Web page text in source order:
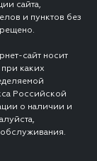
сайта,
и пунктов без
сайт носит
каких
Российской
о наличии и